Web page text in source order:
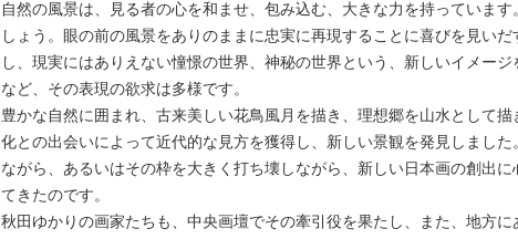
自然の風景は、見る者の心を和ませ、包み込む、大きな力を持っていま
しょう。眼の前の風景をありのままに忠実に再現することに喜びを見い
し、現実にはありえない憧憬の世界、神秘の世界という、新しいイメー
など、その表現の欲求は多様です。
豊かな自然に囲まれ、古来美しい花鳥風月を描き、理想郷を山水として
化との出会いによって近代的な見方を獲得し、新しい景観を発見しまし
ながら、あるいはその枠を大きく打ち壊しながら、新しい日本画の創出
てきたのです。
秋田ゆかりの画家たちも、中央画壇でその牽引役を果たし、また、地方